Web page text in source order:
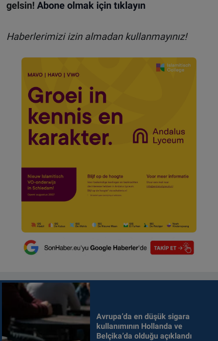
gelsin! Abone olmak için tıklayın
Haberlerimizi izin almadan kullanmayınız!
Avrupa’da en düşük sigara
kullanımının Hollanda ve
Belçika’da olduğu açıklandı